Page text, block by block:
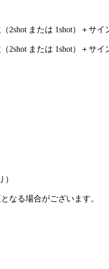
2shot または 1shot）＋サイ
2shot または 1shot）＋サ
なる場合がございます。